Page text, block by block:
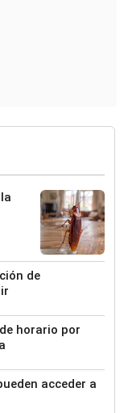
de
horario por
acceder a